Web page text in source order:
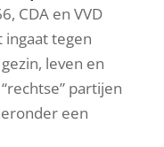
CDA en VVD
ingaat tegen
leven en
partijen
een